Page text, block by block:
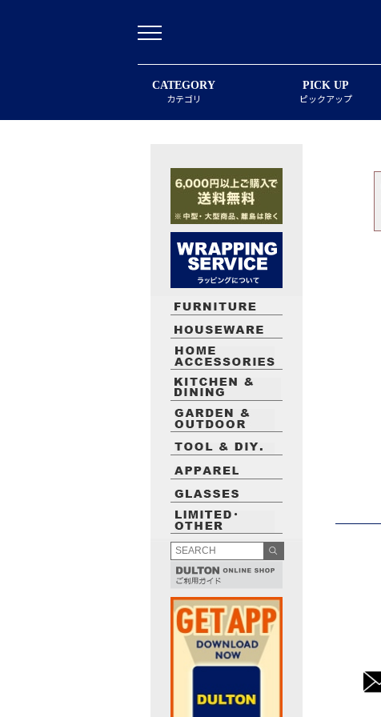
CATEGORY
カテゴリ
PICK UP
ピックアップ